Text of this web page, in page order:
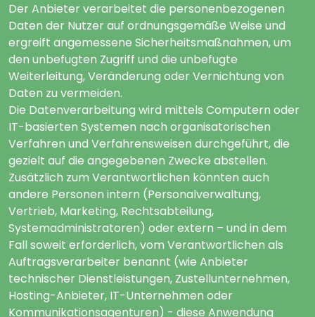
Der Anbieter verarbeitet die personenbezogenen
Daten der Nutzer auf ordnungsgemäße Weise und
ergreift angemessene Sicherheitsmaßnahmen, um
den unbefugten Zugriff und die unbefugte
Weiterleitung, Veränderung oder Vernichtung von
Daten zu vermeiden.
Die Datenverarbeitung wird mittels Computern oder
IT-basierten Systemen nach organisatorischen
Verfahren und Verfahrensweisen durchgeführt, die
gezielt auf die angegebenen Zwecke abstellen.
Zusätzlich zum Verantwortlichen könnten auch
andere Personen intern (Personalverwaltung,
Vertrieb, Marketing, Rechtsabteilung,
Systemadministratoren) oder extern – und in dem
Fall soweit erforderlich, vom Verantwortlichen als
Auftragsverarbeiter benannt (wie Anbieter
technischer Dienstleistungen, Zustellunternehmen,
Hosting-Anbieter, IT-Unternehmen oder
Kommunikationsagenturen) - diese Anwendung